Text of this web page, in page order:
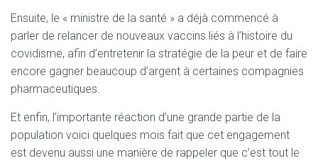
Ensuite, le « ministre de la santé » a déjà commencé à
parler de relancer de nouveaux vaccins liés à l’histoire du
covidisme, afin d’entretenir la stratégie de la peur et de faire
encore gagner beaucoup d’argent à certaines compagnies
pharmaceutiques.
Et enfin, l’importante réaction d’une grande partie de la
population voici quelques mois fait que cet engagement
est devenu aussi une manière de rappeler que c’est tout le